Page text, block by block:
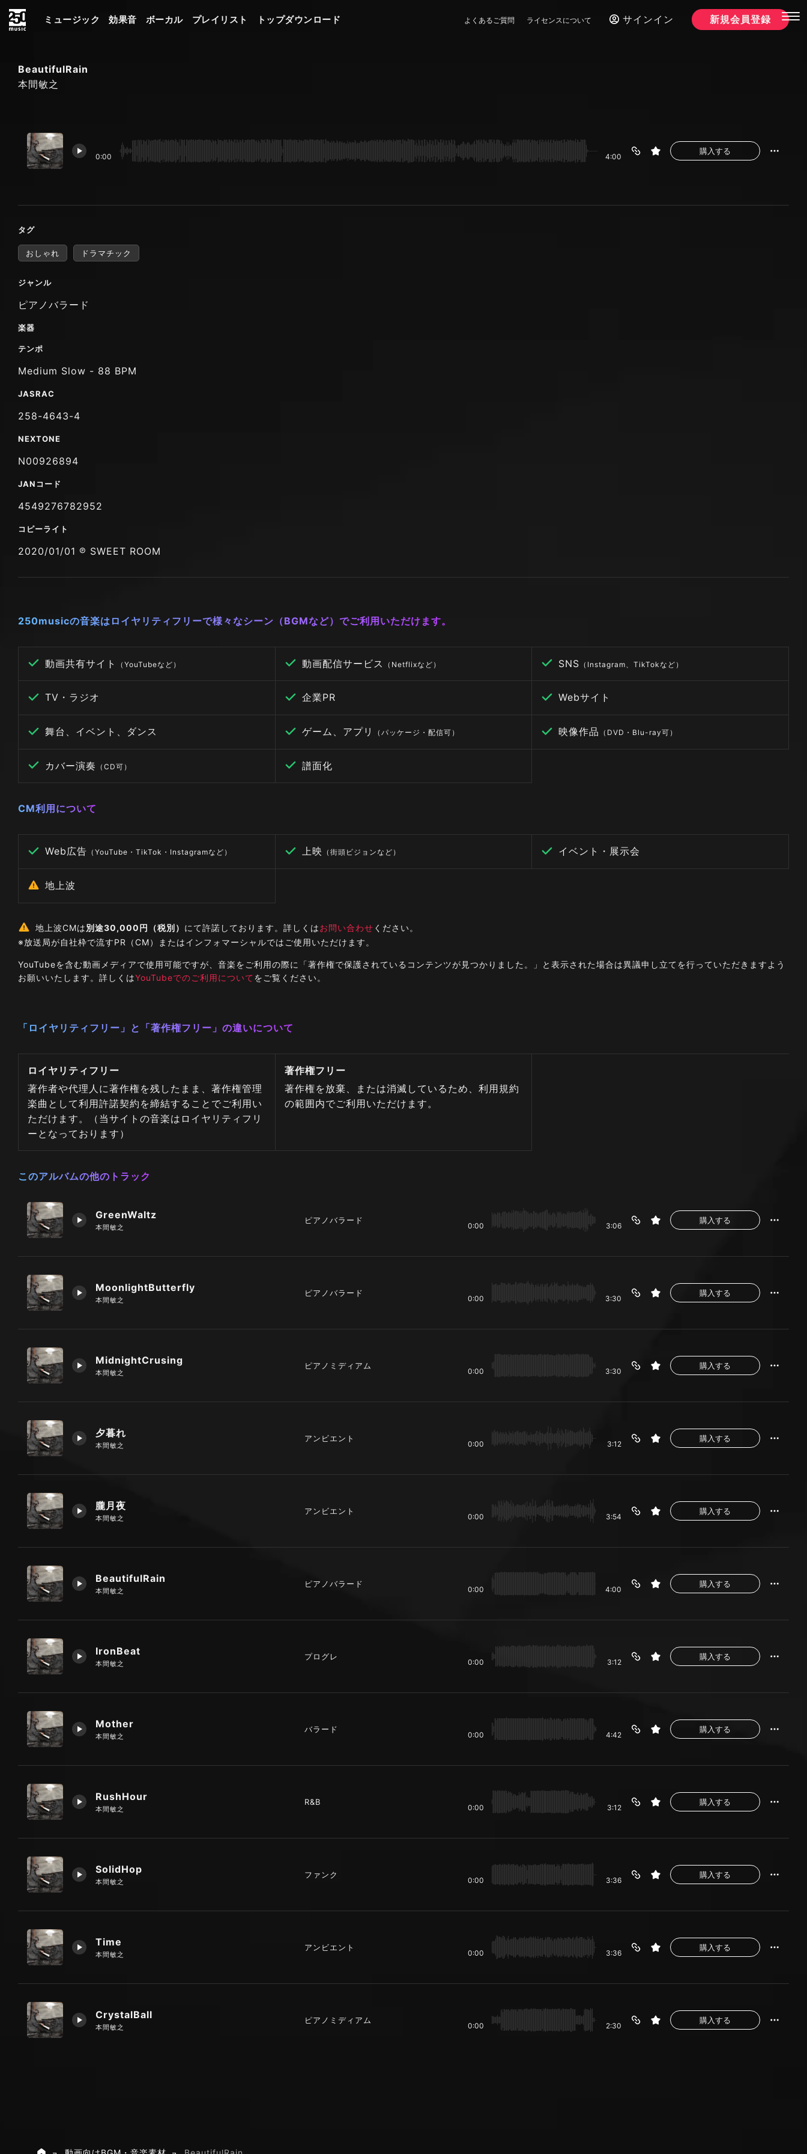
ミュージック 効果音 ボーカル プレイリスト トップダウンロード よくあるご質問 ライセンスについて サインイン 新規会員登録
BeautifulRain
本間敏之
0:00 4:00
購入する
タグ
おしゃれ ドラマチック
ジャンル
ピアノバラード
楽器
テンポ
Medium Slow - 88 BPM
JASRAC
258-4643-4
NEXTONE
N00926894
JANコード
4549276782952
コピーライト
2020/01/01 ℗ SWEET ROOM
250musicの音楽はロイヤリティフリーで様々なシーン（BGMなど）でご利用いただけます。
動画共有サイト （YouTubeなど） 動画配信サービス （Netflixなど） SNS （Instagram、TikTokなど）
TV・ラジオ 企業PR Webサイト
舞台、イベント、ダンス ゲーム、アプリ （パッケージ・配信可） 映像作品 （DVD・Blu-ray可）
カバー演奏 （CD可） 譜面化
CM利用について
Web広告 （YouTube・TikTok・Instagramなど） 上映 （街頭ビジョンなど） イベント・展示会
地上波
地上波CMは別途30,000円（税別） にて許諾しております。詳しくはお問い合わせ ください。
※放送局が自社枠で流すPR（CM）またはインフォマーシャルではご使用いただけます。
YouTubeを含む動画メディアで使用可能ですが、音楽をご利用の際に「著作権で保護されているコンテンツが見つかりました。」と表示された場合は異議申し立てを行っていただきますよう
お願いいたします。詳しくはYouTubeでのご利用についてをご覧ください。
「ロイヤリティフリー」と「著作権フリー」の違いについて
ロイヤリティフリー
著作者や代理人に著作権を残したまま、著作権管理
楽曲として利用許諾契約を締結することでご利用い
ただけます。（当サイトの音楽はロイヤリティフリ
ーとなっております）
著作権フリー
著作権を放棄、または消滅しているため、利用規約
の範囲内でご利用いただけます。
このアルバムの他のトラック
GreenWaltz
本間敏之
ピアノバラード
0:00 3:06
購入する
MoonlightButterfly
本間敏之
ピアノバラード
0:00 3:30
購入する
MidnightCrusing
本間敏之
ピアノミディアム
0:00 3:30
購入する
夕暮れ
本間敏之
アンビエント
0:00 3:12
購入する
朧月夜
本間敏之
アンビエント
0:00 3:54
購入する
BeautifulRain
本間敏之
ピアノバラード
0:00 4:00
購入する
IronBeat
本間敏之
プログレ
0:00 3:12
購入する
Mother
本間敏之
バラード
0:00 4:42
購入する
RushHour
本間敏之
R&B
0:00 3:12
購入する
SolidHop
本間敏之
ファンク
0:00 3:36
購入する
Time
本間敏之
アンビエント
0:00 3:36
購入する
CrystalBall
本間敏之
ピアノミディアム
0:00 2:30
購入する